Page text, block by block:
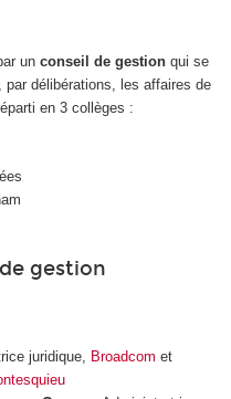
unconseil de gestion qui se
délibérations, les affaires de
en 3 collèges :
gestion
juridique, Broadcom et